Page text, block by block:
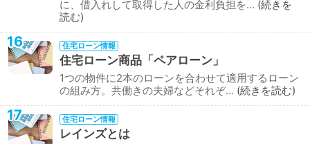
に、借入れして取得した人の金利負担を… 続きを
読む
16 住宅ローン情報
住宅ローン商品「ペアローン」
1つの物件に2本のローンを合わせて適用するローン
の組み方。共働きの夫婦などそれぞ… 続きを読む
17 住宅ローン情報
レインズとは